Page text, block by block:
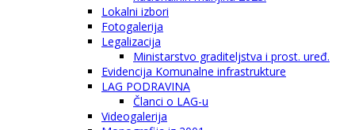
Lokalni izbori
Fotogalerija
Legalizacija
Ministarstvo graditeljstva i prost. uređ.
Evidencija Komunalne infrastrukture
LAG PODRAVINA
Članci o LAG-u
Videogalerija